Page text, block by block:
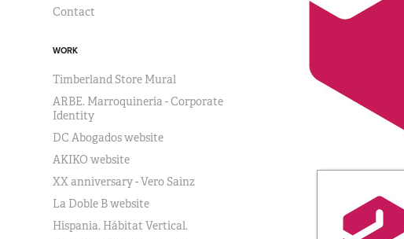
Contact
WORK
Timberland Store Mural
ARBE. Marroquinería - Corporate
Identity
DC Abogados website
AKIKO website
XX anniversary - Vero Sainz
La Doble B website
Hispania. Hábitat Vertical.